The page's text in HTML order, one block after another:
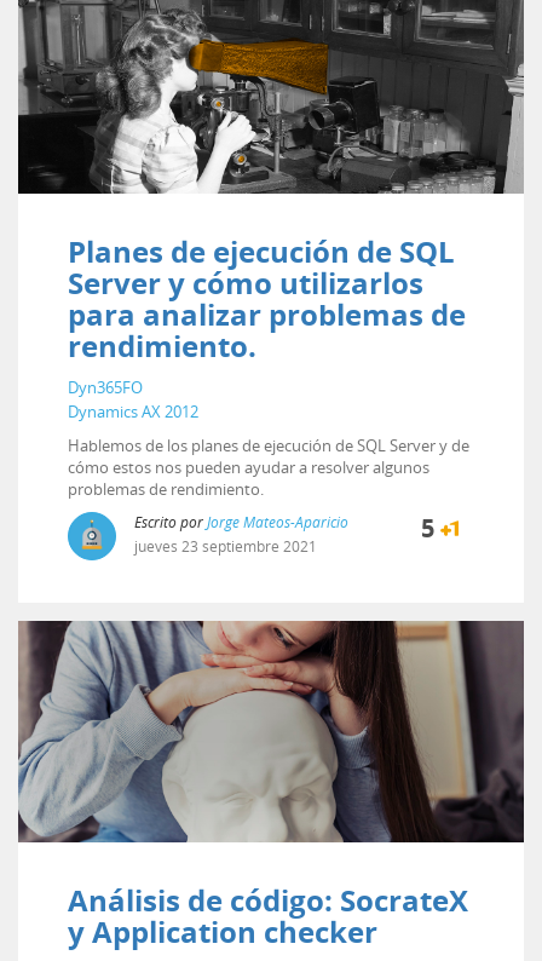
Planes de ejecución de SQL
Server y cómo utilizarlos
para analizar problemas de
rendimiento.
Dyn365FO
Dynamics AX 2012
Hablemos de los planes de ejecución de SQL Server y de
cómo estos nos pueden ayudar a resolver algunos
problemas de rendimiento.
Escrito porJorge Mateos-Aparicio
jueves 23 septiembre 2021
5
Análisis de código: SocrateX
y Application checker